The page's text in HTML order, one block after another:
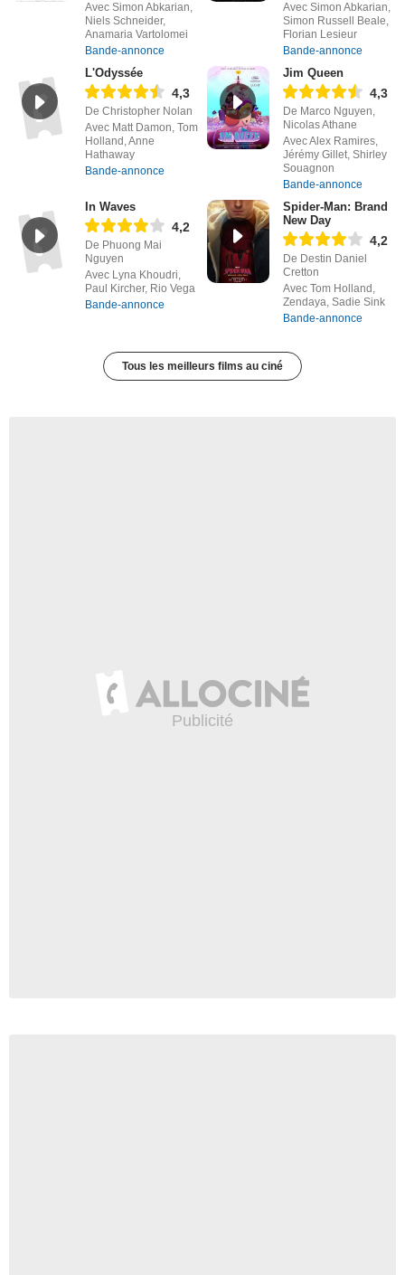
Avec Simon Abkarian,
Niels Schneider,
Anamaria Vartolomei
Bande-annonce
Avec Simon Abkarian,
Simon Russell Beale,
Florian Lesieur
Bande-annonce
L'Odyssée
4,3
De Christopher Nolan
Avec Matt Damon, Tom
Holland, Anne
Hathaway
Bande-annonce
Jim Queen
4,3
De Marco Nguyen,
Nicolas Athane
Avec Alex Ramires,
Jérémy Gillet, Shirley
Souagnon
Bande-annonce
In Waves
4,2
De Phuong Mai
Nguyen
Avec Lyna Khoudri,
Paul Kircher, Rio Vega
Bande-annonce
Spider-Man: Brand
New Day
4,2
De Destin Daniel
Cretton
Avec Tom Holland,
Zendaya, Sadie Sink
Bande-annonce
Tous les meilleurs films au ciné